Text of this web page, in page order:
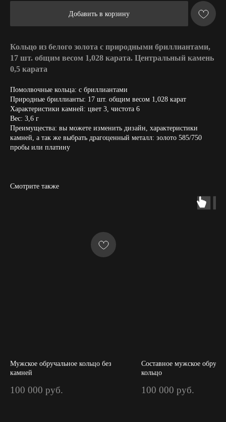
Добавить в корзину
Кольцо из белого золота с природными бриллиантами,
17 шт. общим весом 1,028 карата. Центральный камень
0,5 карата
Помолвочные кольца: с бриллиантами
Природные бриллианты: 17 шт. общим весом 1,028 карат
Характеристики камней: цвет 3, чистота 6
Вес: 3,6 г
Преимущества: вы можете изменить дизайн, характеристики
камней, а так же выбрать драгоценный металл: золото 585/750
пробы или платину
Смотрите также
Мужское обручальное кольцо без
камней
100 000 руб.
Составное мужское
кольцо
100 000 руб.